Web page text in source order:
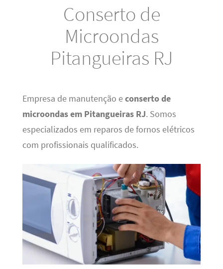
Conserto de
Microondas
Pitangueiras RJ
Empresa de manutenção econserto de
microondas em Pitangueiras RJ. Somos
especializados em reparos de fornos elétricos
com profissionais qualificados.